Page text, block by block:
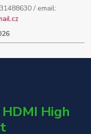
/ email:
High